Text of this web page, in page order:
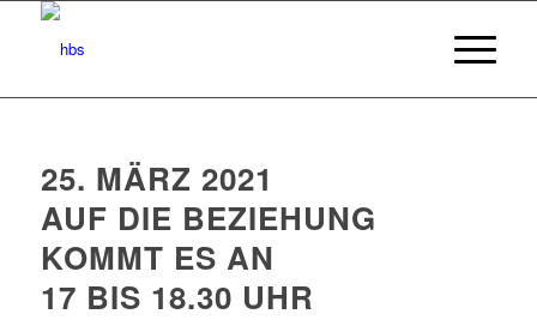
25. MÄRZ 2021
AUF DIE BEZIEHUNG
KOMMT ES AN
17 BIS 18.30 UHR